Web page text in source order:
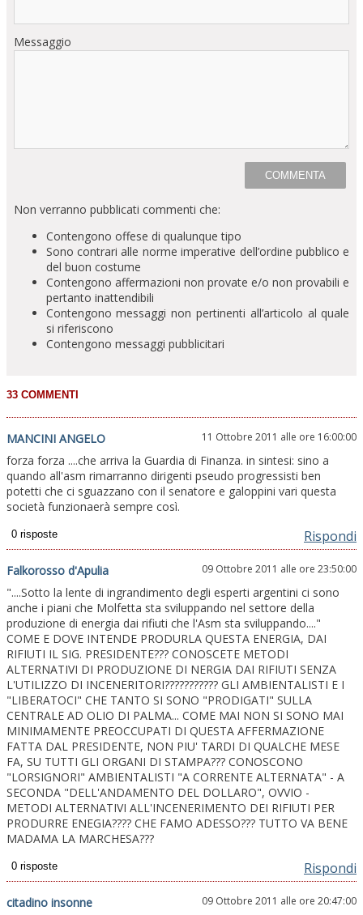
Messaggio
Non verranno pubblicati commenti che:
Contengono offese di qualunque tipo
Sono contrari alle norme imperative dell’ordine pubblico e
del buon costume
Contengono affermazioni non provate e/o non provabili e
pertanto inattendibili
Contengono messaggi non pertinenti all’articolo al quale
si riferiscono
Contengono messaggi pubblicitari
MANCINI ANGELO 11 Ottobre 2011 alle ore 16:00:00
forza forza ....che arriva la Guardia di Finanza. in sintesi: sino a
quando all'asm rimarranno dirigenti pseudo progressisti ben
potetti che ci sguazzano con il senatore e galoppini vari questa
società funzionaerà sempre così.
Rispondi
Falkorosso d'Apulia 09 Ottobre 2011 alle ore 23:50:00
"....Sotto la lente di ingrandimento degli esperti argentini ci sono
anche i piani che Molfetta sta sviluppando nel settore della
produzione di energia dai rifiuti che l'Asm sta sviluppando...."
COME E DOVE INTENDE PRODURLA QUESTA ENERGIA, DAI
RIFIUTI IL SIG. PRESIDENTE??? CONOSCETE METODI
ALTERNATIVI DI PRODUZIONE DI NERGIA DAI RIFIUTI SENZA
L'UTILIZZO DI INCENERITORI??????????? GLI AMBIENTALISTI E I
"LIBERATOCI" CHE TANTO SI SONO "PRODIGATI" SULLA
CENTRALE AD OLIO DI PALMA... COME MAI NON SI SONO MAI
MINIMAMENTE PREOCCUPATI DI QUESTA AFFERMAZIONE
FATTA DAL PRESIDENTE, NON PIU' TARDI DI QUALCHE MESE
FA, SU TUTTI GLI ORGANI DI STAMPA??? CONOSCONO
"LORSIGNORI" AMBIENTALISTI "A CORRENTE ALTERNATA" - A
SECONDA "DELL'ANDAMENTO DEL DOLLARO", OVVIO -
METODI ALTERNATIVI ALL'INCENERIMENTO DEI RIFIUTI PER
PRODURRE ENEGIA???? CHE FAMO ADESSO??? TUTTO VA BENE
MADAMA LA MARCHESA???
Rispondi
citadino insonne 09 Ottobre 2011 alle ore 20:47:00